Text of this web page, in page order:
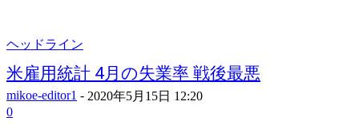
ヘッドライン
米雇用統計 4月の失業率 戦後最悪
mikoe-editor1 - 2020年5月15日 12:20
0